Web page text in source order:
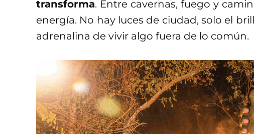
transforma. Entre cavernas, fuego y
energía. No hay luces de ciudad, solo el
adrenalina de vivir algo fuera de lo común.